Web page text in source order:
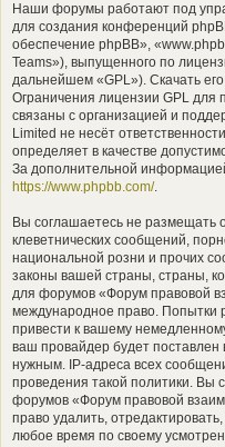
Наши форумы работают под
для создания конференций
обеспечение phpBB»,
Teams»), выпущенного по
дальнейшем «GPL»). Скачать
Ограничения лицензии GPL для
связаны с организацией и
Limited не несёт
определяет в качестве
За дополнительной
https://www.phpbb.com/.
Вы соглашаетесь не размещать
клеветнических сообщений,
национальной розни и прочих
законы вашей страны, страны,
для форумов «Форум правовой
международное право. Попытки
привести к вашему
ваш провайдер будет поставлен
нужным. IP-адреса всех
проведения такой политики. Вы
форумов «Форум правовой
право удалить,
любое время по своему